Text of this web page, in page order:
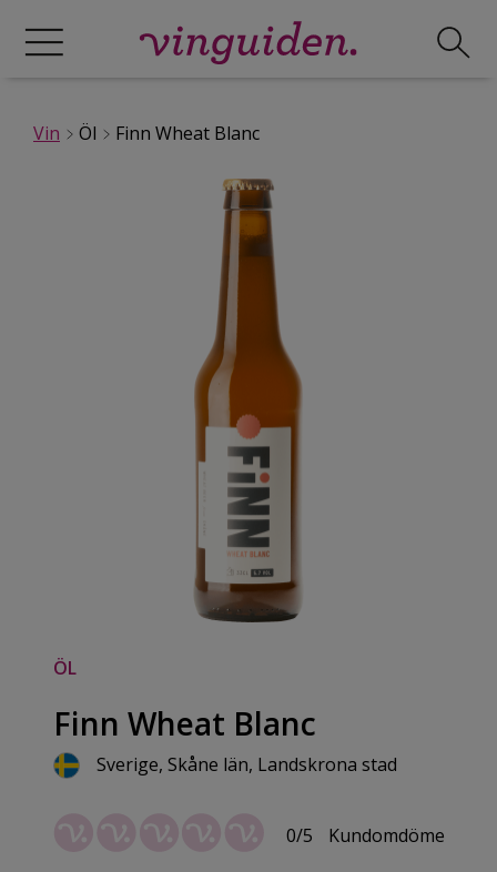
Vin Öl Finn Wheat Blanc
ÖL
Finn Wheat Blanc
Sverige, Skåne län, Landskrona stad
0/5 Kundomdöme